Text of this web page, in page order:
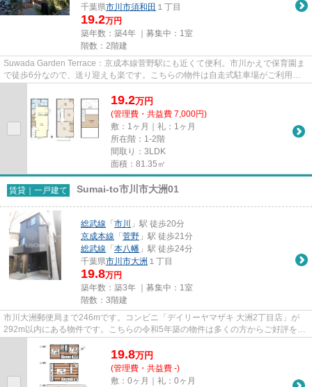
千葉県市川市須和田 １丁目
19.2万円
築年数：築4年 ｜募集中： 1室
階数：2階建
Suwada Garden Terrace：京成本線菅野駅にも近くて便利。市川かえで保育園ま
で徒歩6分なので、送り迎えも楽です。こちらの物件は自走式駐車場がご利用い
19.2万円
(管理費・共益費 7,000円)
敷：1ヶ月｜礼：1ヶ月
所在階：1-2階
間取り：3LDK
面積：81.35㎡
賃貸｜一戸建て Sumai-to市川市大洲01
総武線 「 市川
」駅 徒歩20分
京成本線 「 菅野 」駅 徒歩21分
総武線 「 本八幡 」駅 徒歩24分
千葉県市川市大洲 １丁目
19.8万円
築年数：築3年 ｜募集中： 1室
階数：3階建
市川大洲郵便局まで246mです。コンビニ「デイリーヤマザキ 大洲2丁目店」が
292m以内にある物件です。こちらの令和5年築の物件は多くの方からご好評を頂
19.8万円
(管理費・共益費 -)
敷：0ヶ月｜礼：0ヶ月